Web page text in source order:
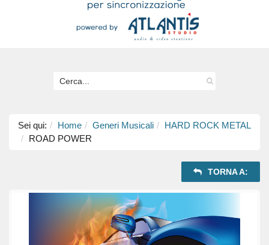
Sei qui: Home Generi Musicali
HARD ROCK METAL
ROAD POWER
TORNA A: